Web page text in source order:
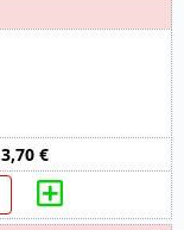
3,70 €